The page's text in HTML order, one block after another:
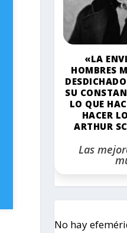
«LA
HOMBRES
SU
LO QUE
HACER
ARTHUR
Las
No hay